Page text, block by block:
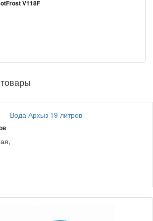
V118F